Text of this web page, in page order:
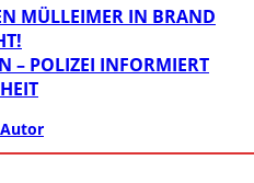
MÜLLEIMER IN BRAND
– POLIZEI INFORMIERT